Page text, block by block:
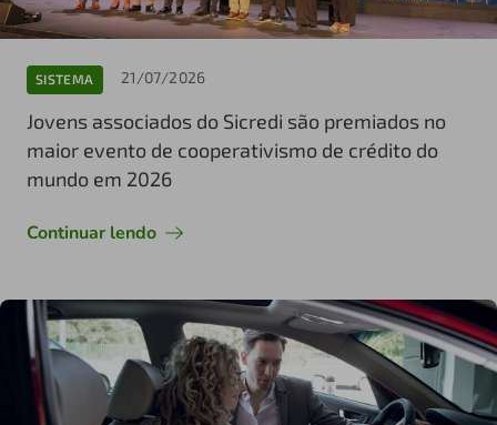
SISTEMA 21/07/2026
Jovens associados do Sicredi são premiados no
maior evento de cooperativismo de crédito do
mundo em 2026
Continuar lendo